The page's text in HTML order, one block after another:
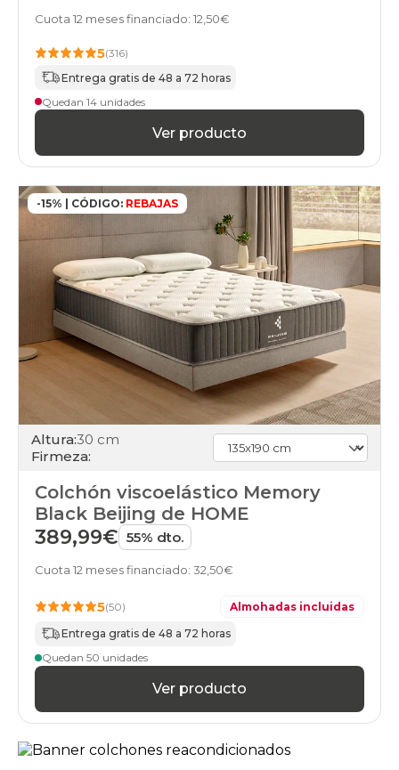
colchones
colchones
135x220cm-
140x180cmespecial
colchones
140x190cmespecial
colchones
140x200cmespecial
colchones
140x210cm-
especial
colchones
140x220cm-
especial
colchones
150x180cm
colchones
150x190cm
colchones
150x200cm
colchones
150x210cm-
especial
150x220cm-
especial
colchones
colchones
colchones
160x190cm-
colchones
160x200cm-
doble
colchones
Cuota 12 meses financiado: 12,50€
5(316)
Entrega gratis de 48 a 72 horas
Quedan 14 unidades
Ver producto
-15% | CÓDIGO: REBAJAS
Altura:30 cm
Firmeza:
Colchón viscoelástico Memory
Black Beijing de HOME
389,99€ 55% dto.
Cuota 12 meses financiado: 32,50€
5(50) Almohadas incluidas
Entrega gratis de 48 a 72 horas
Quedan 50 unidades
Ver producto